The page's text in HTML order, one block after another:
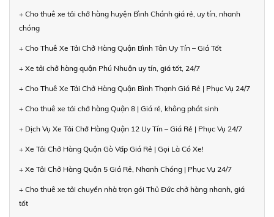
+ Cho thuê xe tải chở hàng huyện Bình Chánh giá rẻ, uy tín, nhanh
chóng
+ Cho Thuê Xe Tải Chở Hàng Quận Bình Tân Uy Tín – Giá Tốt
+ Xe tải chở hàng quận Phú Nhuận uy tín, giá tốt, 24/7
+ Cho Thuê Xe Tải Chở Hàng Quận Bình Thạnh Giá Rẻ | Phục Vụ 24/7
+ Cho thuê xe tải chở hàng Quận 8 | Giá rẻ, không phát sinh
+ Dịch Vụ Xe Tải Chở Hàng Quận 12 Uy Tín – Giá Rẻ | Phục Vụ 24/7
+ Xe Tải Chở Hàng Quận Gò Vấp Giá Rẻ | Gọi Là Có Xe!
+ Xe Tải Chở Hàng Quận 5 Giá Rẻ, Nhanh Chóng | Phục Vụ 24/7
+ Cho thuê xe tải chuyển nhà trọn gói Thủ Đức chở hàng nhanh, giá
tốt